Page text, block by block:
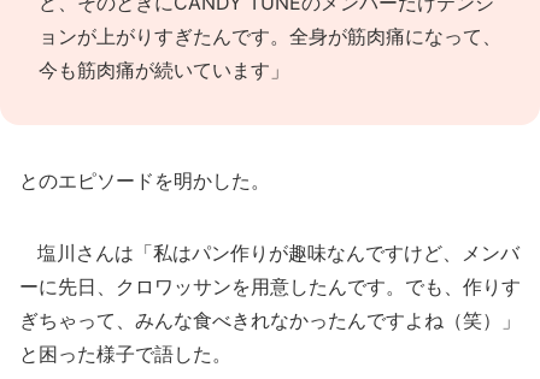
ョンが上がりすぎたんです。全身が筋肉痛になって、
今も筋肉痛が続いています」
とのエピソードを明かした。
塩川さんは「私はパン作りが趣味なんですけど、メンバ
ーに先日、クロワッサンを用意したんです。でも、作りす
ぎちゃって、みんな食べきれなかったんですよね（笑）」
と困った様子で語した。